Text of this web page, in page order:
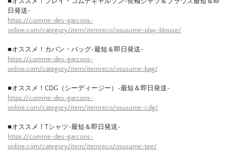
日発送-
https://comme-des-garcons-
online.com/category/item/itemreco/osusume-play-blouse/
■オススメ！カバン・バッグ-最短＆即日発送-
https://comme-des-garcons-
online.com/category/item/itemreco/osusume-bag/
■オススメ！CDG（シーディージー）-最短＆即日発送-
https://comme-des-garcons-
online.com/category/item/itemreco/osusume-cdg/
■オススメ！Tシャツ-最短＆即日発送-
https://comme-des-garcons-
online.com/category/item/itemreco/osusume-tee/